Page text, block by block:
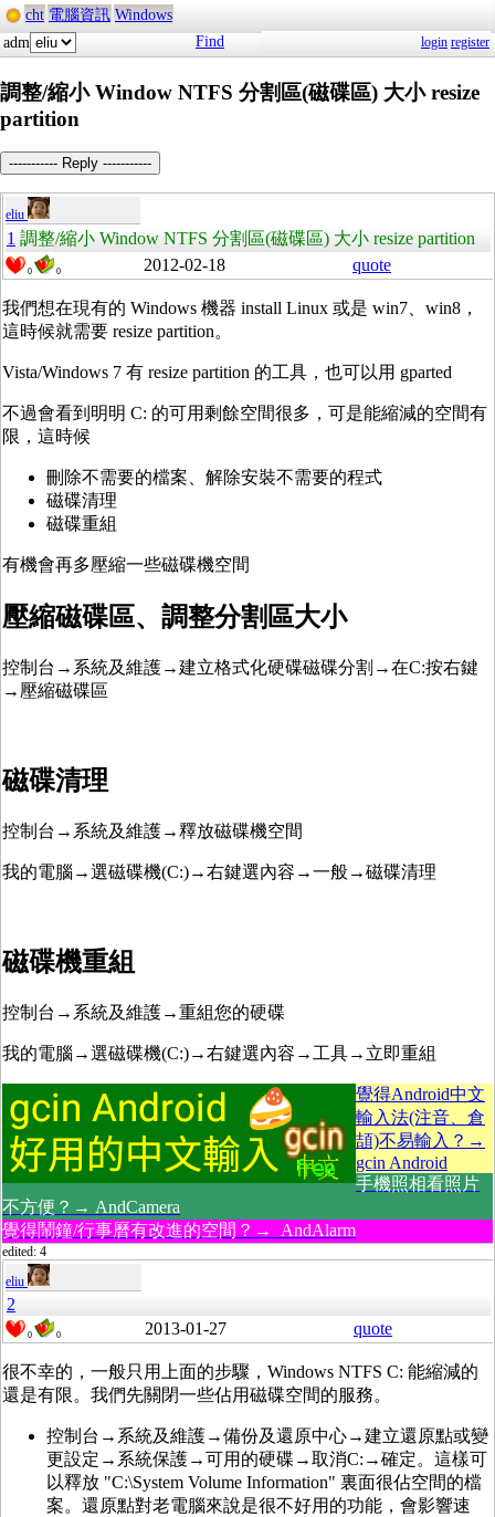
cht 電腦資訊 Windows
adm
Find login register
調整/縮小 Window NTFS 分割區(磁碟區) 大小 resize
partition
----------- Reply -----------
eliu
1 調整/縮小 Window NTFS 分割區(磁碟區) 大小 resize partition
0 0 2012-02-18 quote
我們想在現有的 Windows 機器 install Linux 或是 win7、win8，
這時候就需要 resize partition。
Vista/Windows 7 有 resize partition 的工具，也可以用 gparted
不過會看到明明 C: 的可用剩餘空間很多，可是能縮減的空間有
限，這時候
刪除不需要的檔案、解除安裝不需要的程式
磁碟清理
磁碟重組
有機會再多壓縮一些磁碟機空間
壓縮磁碟區、調整分割區大小
控制台→系統及維護→建立格式化硬碟磁碟分割→在C:按右鍵
→壓縮磁碟區
磁碟清理
控制台→系統及維護→釋放磁碟機空間
我的電腦→選磁碟機(C:)→右鍵選內容→一般→磁碟清理
磁碟機重組
控制台→系統及維護→重組您的硬碟
我的電腦→選磁碟機(C:)→右鍵選內容→工具→立即重組
覺得Android中文
輸入法(注音、倉
頡)不易輸入？→
gcin Android
手機照相看照片
不方便？→ AndCamera
覺得鬧鐘/行事曆有改進的空間？→ AndAlarm
edited: 4
eliu
2
0 0 2013-01-27 quote
很不幸的，一般只用上面的步驟，Windows NTFS C: 能縮減的
還是有限。我們先關閉一些佔用磁碟空間的服務。
控制台→系統及維護→備份及還原中心→建立還原點或變
更設定→系統保護→可用的硬碟→取消C:→確定。這樣可
以釋放 "C:\System Volume Information" 裏面很佔空間的檔
案。還原點對老電腦來說是很不好用的功能，會影響速